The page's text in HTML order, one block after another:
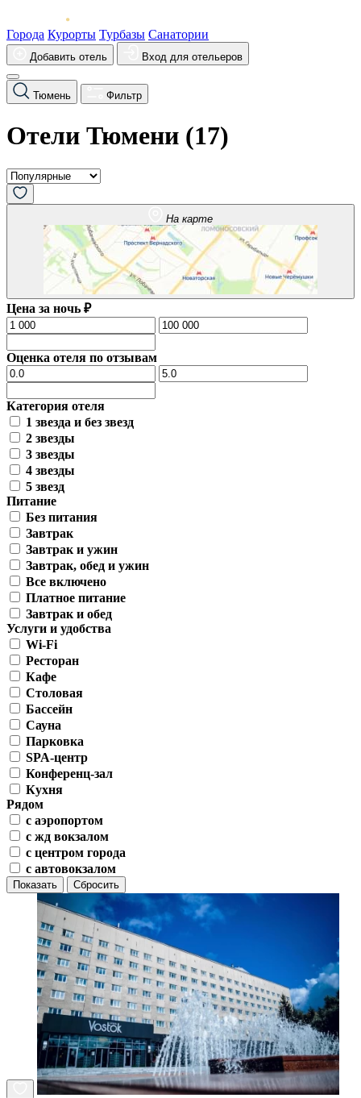
Города Курорты Турбазы Санатории
Добавить отель Вход для отельеров
Тюмень Фильтр
Отели Тюмени (17)
На карте
Цена за ночь ₽
Оценка отеля по отзывам
Категория отеля
1 звезда и без звезд
2 звезды
3 звезды
4 звезды
5 звезд
Питание
Без питания
Завтрак
Завтрак и ужин
Завтрак, обед и ужин
Все включено
Платное питание
Завтрак и обед
Услуги и удобства
Wi-Fi
Ресторан
Кафе
Столовая
Бассейн
Сауна
Парковка
SPA-центр
Конференц-зал
Кухня
Рядом
с аэропортом
с жд вокзалом
с центром города
с автовокзалом
Показать Сбросить